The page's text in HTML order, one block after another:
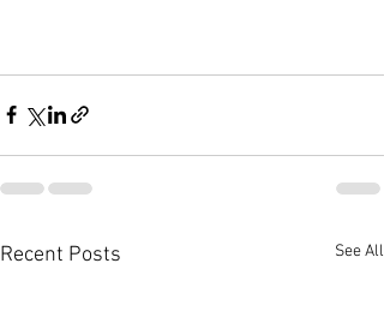
Recent Posts See All